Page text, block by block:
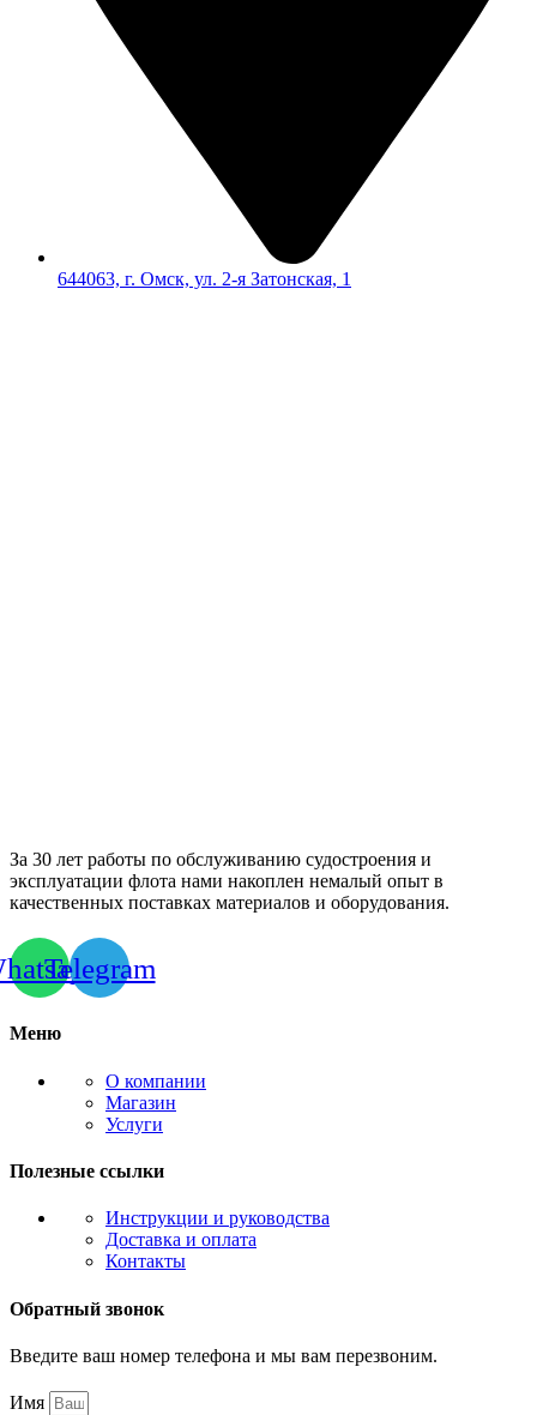
644063, г. Омск, ул. 2-я Затонская, 1
За 30 лет работы по обслуживанию судостроения и
эксплуатации флота нами накоплен немалый опыт в
качественных поставках материалов и оборудования.
Telegram
Меню
О компании
Магазин
Услуги
Полезные ссылки
Инструкции и руководства
Доставка и оплата
Контакты
Обратный звонок
Введите ваш номер телефона и мы вам перезвоним.
Имя